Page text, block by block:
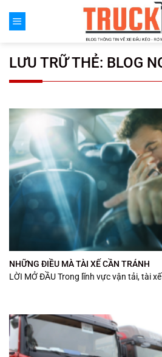
đến
LƯU TRỮ THẺ: BLOG
NHỮNG ĐIỀU MÀ TÀI XẾ CẦN TRÁNH
LỜI MỞ ĐẦU Trong lĩnh vực vận tải, tài